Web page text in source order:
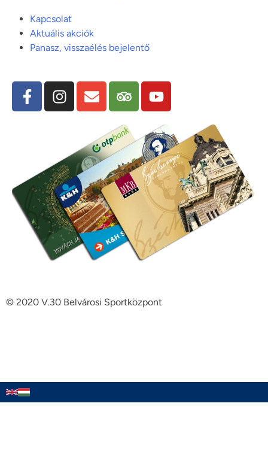
Kapcsolat
Aktuális akciók
Panasz, visszaélés bejelentő
© 2020 V.30 Belvárosi Sportközpont